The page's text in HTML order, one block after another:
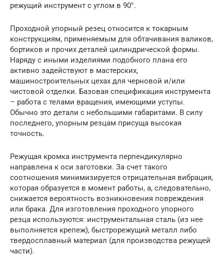
режущий инструмент с углом в 90°.
Проходной упорный резец относится к токарным
конструкциям, применяемым для обтачивания валиков,
бортиков и прочих деталей цилиндрической формы.
Наряду с иными изделиями подобного плана его
активно задействуют в мастерских,
машиностроительных цехах для черновой и/или
чистовой отделки. Базовая спецификация инструмента
– работа с телами вращения, имеющими уступы.
Обычно это детали с небольшими габаритами. В силу
последнего, упорным резцам присуща высокая
точность.
Режущая кромка инструмента перпендикулярно
направлена к оси заготовки. За счет такого
соотношения минимизируется отрицательная вибрация,
которая образуется в момент работы, а, следовательно,
снижается вероятность возникновения повреждения
или брака. Для изготовления проходного упорного
резца используются: инструментальная сталь (из нее
выполняется крепеж), быстрорежущий металл либо
твердосплавный материал (для производства режущей
части).